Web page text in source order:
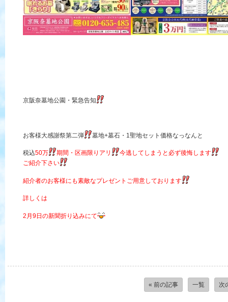
京阪奈墓地公園・緊急告知
お客様大感謝祭第二弾 墓地+墓石・1聖地セット価格なっなんと
税込50万 期間・区画限りアリ 今逃してしまうと必ず後悔します
ご紹介下さい
紹介者のお客様にも素敵なプレゼントご用意しております
詳しくは
2月9日の新聞折り込みにて
« 前の記事 一覧 次